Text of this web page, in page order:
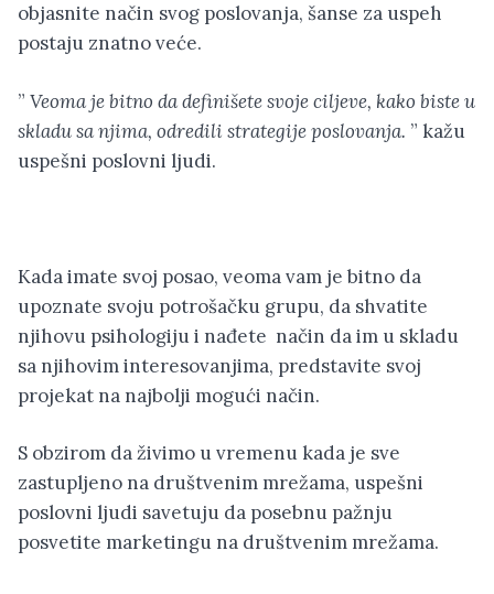
objasnite način svog poslovanja, šanse za uspeh
postaju znatno veće.
” Veoma je bitno da definišete svoje ciljeve, kako biste u
skladu sa njima, odredili strategije poslovanja. ” kažu
uspešni poslovni ljudi.
Kada imate svoj posao, veoma vam je bitno da
upoznate svoju potrošačku grupu, da shvatite
njihovu psihologiju i nađete način da im u skladu
sa njihovim interesovanjima, predstavite svoj
projekat na najbolji mogući način.
S obzirom da živimo u vremenu kada je sve
zastupljeno na društvenim mrežama, uspešni
poslovni ljudi savetuju da posebnu pažnju
posvetite marketingu na društvenim mrežama.